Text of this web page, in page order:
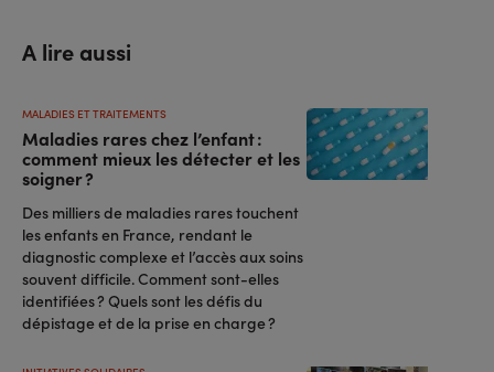
A lire aussi
Maladies rares chez l’enfant :
comment mieux les détecter et les
soigner ?
MALADIES ET TRAITEMENTS
Des milliers de maladies rares touchent
les enfants en France, rendant le
diagnostic complexe et l’accès aux soins
souvent difficile. Comment sont-elles
identifiées ? Quels sont les défis du
dépistage et de la prise en charge ?